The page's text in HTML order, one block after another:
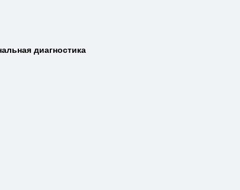
диагностика